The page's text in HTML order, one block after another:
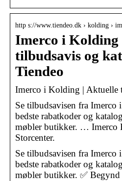
http s://www.tiendeo.dk › kolding ›
Imerco i Kolding
tilbudsavis og
Tiendeo
Imerco i Kolding | Aktuelle
Se tilbudsavisen fra
bedste rabatkoder og
møbler butikker. … Imerco
Storcenter.
Se tilbudsavisen fra
bedste rabatkoder og
møbler butikker. ✅ Begynd